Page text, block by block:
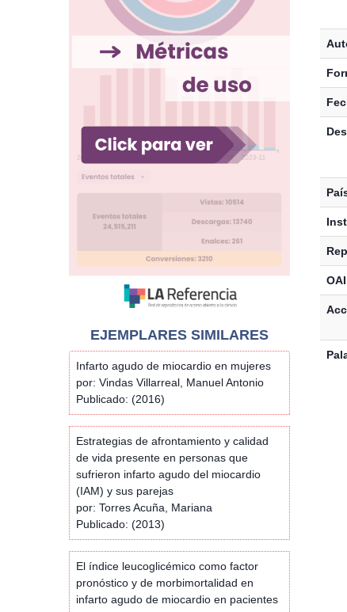
EJEMPLARES SIMILARES
Infarto agudo de miocardio en mujeres
por: Vindas Villarreal, Manuel Antonio
Publicado: (2016)
Estrategias de afrontamiento y calidad
de vida presente en personas que
sufrieron infarto agudo del miocardio
(IAM) y sus parejas
por: Torres Acuña, Mariana
Publicado: (2013)
El índice leucoglicémico como factor
pronóstico y de morbimortalidad en
infarto agudo de miocardio en pacientes